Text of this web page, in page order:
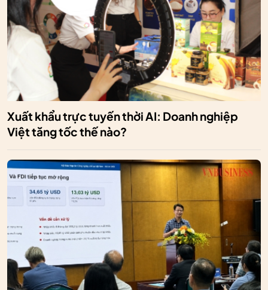
Xuất khẩu trực tuyến thời AI: Doanh nghiệp
Việt tăng tốc thế nào?